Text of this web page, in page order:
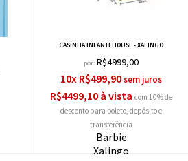
CASINHA INFANTI HOUSE - XALINGO
por: R$4999,00
10x R$499,90
R$4499,10 à vista com 10% de
desconto
Barbie
Xalingo